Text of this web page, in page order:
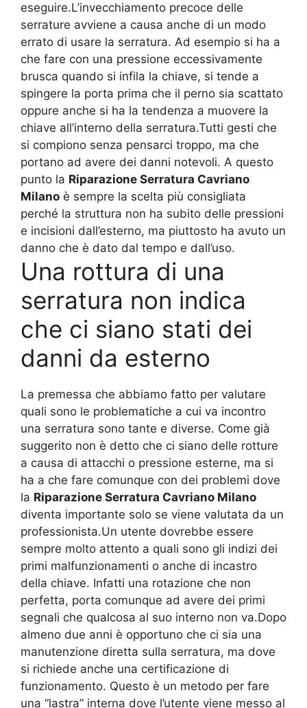
eseguire.L’invecchiamento precoce delle
serrature avviene a causa anche di un modo
errato di usare la serratura. Ad esempio si ha a
che fare con una pressione eccessivamente
brusca quando si infila la chiave, si tende a
spingere la porta prima che il perno sia scattato
oppure anche si ha la tendenza a muovere la
chiave all’interno della serratura.Tutti gesti che
si compiono senza pensarci troppo, ma che
portano ad avere dei danni notevoli. A questo
punto la Riparazione Serratura Cavriano
Milano è sempre la scelta più consigliata
perché la struttura non ha subito delle pressioni
e incisioni dall’esterno, ma piuttosto ha avuto un
danno che è dato dal tempo e dall’uso.
Una rottura di una
serratura non indica
che ci siano stati dei
danni da esterno
La premessa che abbiamo fatto per valutare
quali sono le problematiche a cui va incontro
una serratura sono tante e diverse. Come già
suggerito non è detto che ci siano delle rotture
a causa di attacchi o pressione esterne, ma si
ha a che fare comunque con dei problemi dove
la Riparazione Serratura Cavriano Milano
diventa importante solo se viene valutata da un
professionista.Un utente dovrebbe essere
sempre molto attento a quali sono gli indizi dei
primi malfunzionamenti o anche di incastro
della chiave. Infatti una rotazione che non
perfetta, porta comunque ad avere dei primi
segnali che qualcosa al suo interno non va.Dopo
almeno due anni è opportuno che ci sia una
manutenzione diretta sulla serratura, ma dove
si richiede anche una certificazione di
funzionamento. Questo è un metodo per fare
una “lastra” interna dove l’utente viene messo al